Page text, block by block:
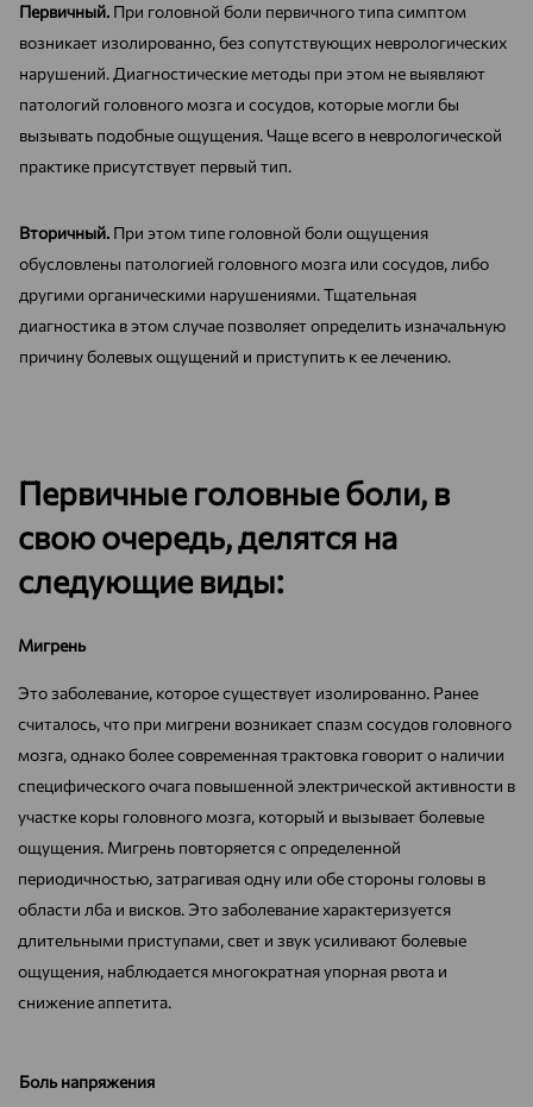
Первичный. При головной боли первичного типа симптом
возникает изолированно, без сопутствующих неврологических
нарушений. Диагностические методы при этом не выявляют
патологий головного мозга и сосудов, которые могли бы
вызывать подобные ощущения. Чаще всего в неврологической
практике присутствует первый тип.
Вторичный. При этом типе головной боли ощущения
обусловлены патологией головного мозга или сосудов, либо
другими органическими нарушениями. Тщательная
диагностика в этом случае позволяет определить изначальную
причину болевых ощущений и приступить к ее лечению.
Первичные головные боли, в
свою очередь, делятся на
следующие виды:
Мигрень
Это заболевание, которое существует изолированно. Ранее
считалось, что при мигрени возникает спазм сосудов головного
мозга, однако более современная трактовка говорит о наличии
специфического очага повышенной электрической активности в
участке коры головного мозга, который и вызывает болевые
ощущения. Мигрень повторяется с определенной
периодичностью, затрагивая одну или обе стороны головы в
области лба и висков. Это заболевание характеризуется
длительными приступами, свет и звук усиливают болевые
ощущения, наблюдается многократная упорная рвота и
снижение аппетита.
Боль напряжения